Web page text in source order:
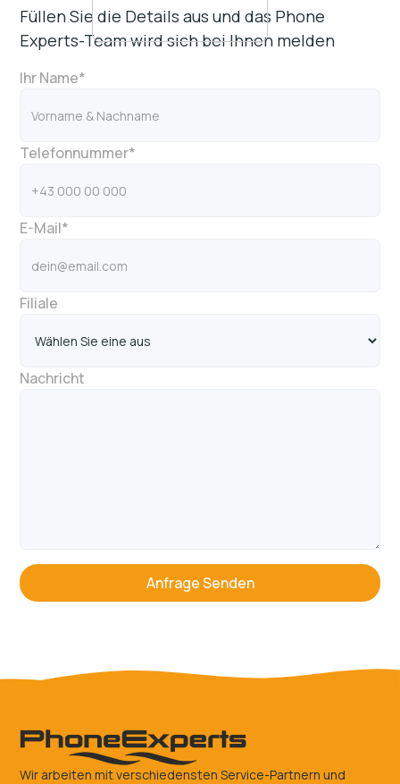
Füllen Sie die Details aus und das Phone
Experts-Team wird sich bei Ihnen melden
Ihr Name*
Telefonnummer*
E-Mail*
Filiale
Nachricht
Wir arbeiten mit verschiedensten Service-Partnern und